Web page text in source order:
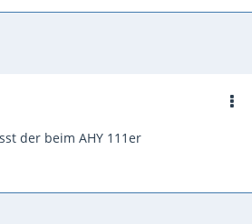
der beim AHY 111er